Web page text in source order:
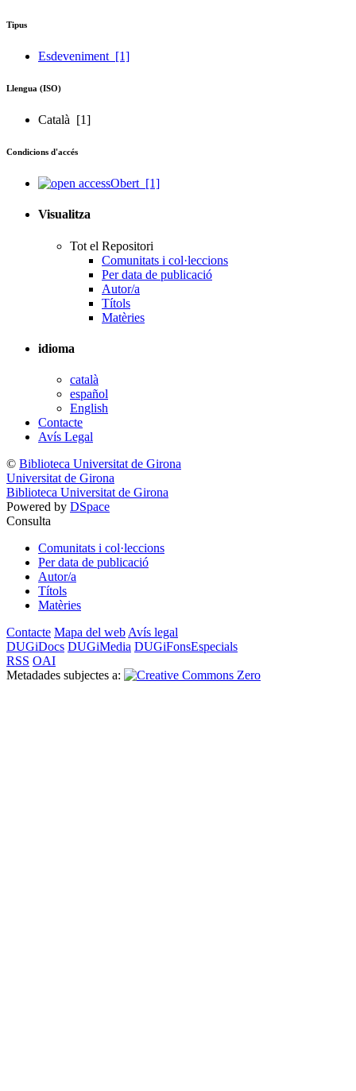
Tipus
Esdeveniment [1]
Llengua (ISO)
Català [1]
Condicions d'accés
Obert [1]
Visualitza
Tot el Repositori
Comunitats i col·leccions
Per data de publicació
Autor/a
Títols
Matèries
idioma
català
español
English
Contacte
Avís Legal
© Biblioteca Universitat de Girona
Universitat de Girona
Biblioteca Universitat de Girona
Powered by DSpace
Consulta
Comunitats i col·leccions
Per data de publicació
Autor/a
Títols
Matèries
Contacte Mapa del web Avís legal
DUGiDocs DUGiMedia DUGiFonsEspecials
RSS OAI
Metadades subjectes a: